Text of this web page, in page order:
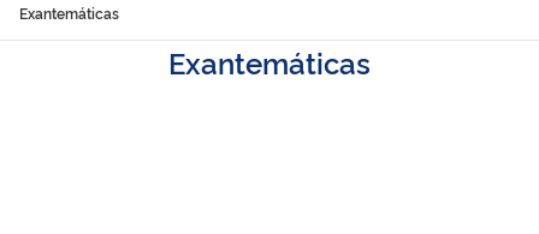
Exantemáticas
Exantemáticas